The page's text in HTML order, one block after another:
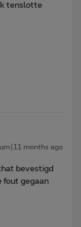
tenslotte
months ago
bevestigd
fout gegaan